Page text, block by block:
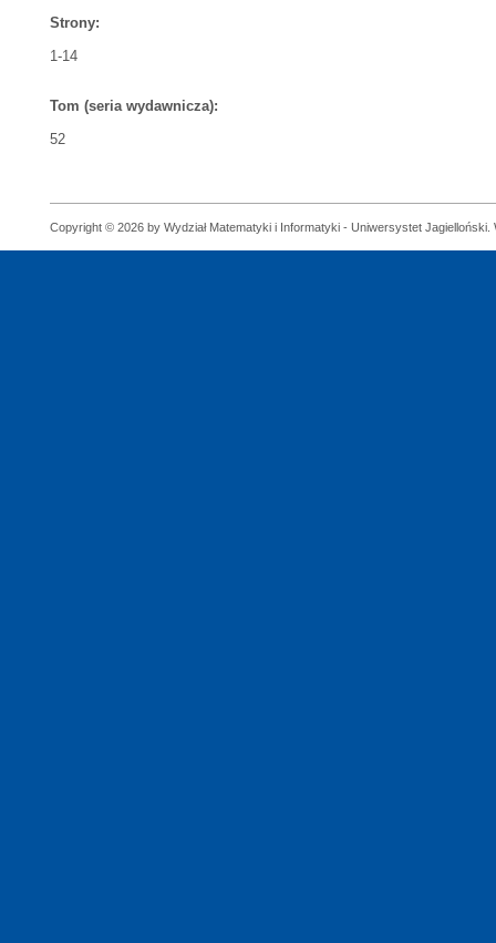
Strony:
1-14
Tom (seria wydawnicza):
52
Copyright © 2026 by Wydział Matematyki i Informatyki - Uniwersystet